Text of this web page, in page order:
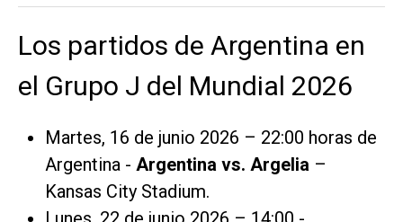
Los partidos de Argentina en
el Grupo J del Mundial 2026
Martes, 16 de junio 2026 – 22:00 horas de
Argentina - Argentina vs. Argelia –
Kansas City Stadium.